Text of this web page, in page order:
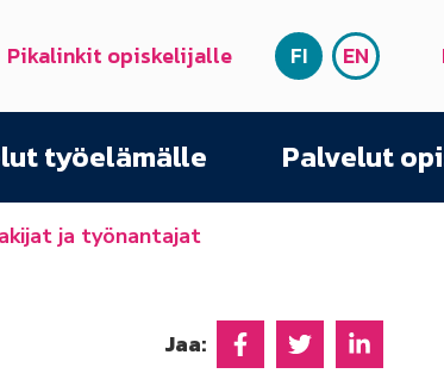
Pikalinkit opiskelijalle SUOMI
FI ENGLISH
EN
työelämälle Palvelut
ja työnantajat
Jaa: Jaa Facebookissa
Jaa Twitterissä
Jaa